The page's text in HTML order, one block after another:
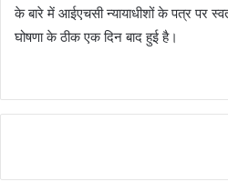
के बारे में आईएचसी न्यायाधीशों के पत्र पर
घोषणा के ठीक एक दिन बाद हुई है।